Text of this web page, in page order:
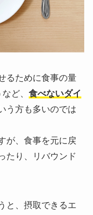
るために食事の量
ど、 食べないダイ
う方も多いのでは
が、食事を元に戻
たり、リバウンド
と、摂取できるエ